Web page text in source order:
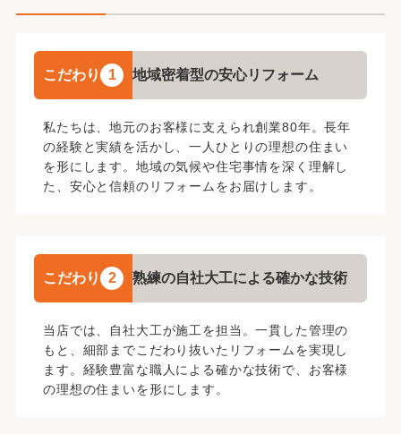
こだわり 1 地域密着型の安心リフォーム
私たちは、地元のお客様に支えられ創業80年。長年
の経験と実績を活かし、一人ひとりの理想の住まい
を形にします。地域の気候や住宅事情を深く理解し
た、安心と信頼のリフォームをお届けします。
こだわり 2 熟練の自社大工による確かな技術
当店では、自社大工が施工を担当。一貫した管理の
もと、細部までこだわり抜いたリフォームを実現し
ます。経験豊富な職人による確かな技術で、お客様
の理想の住まいを形にします。